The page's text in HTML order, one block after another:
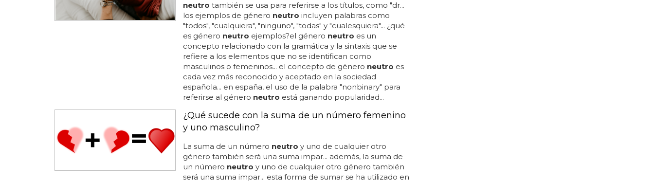
neutro también se usa para referirse a los títulos, como "dr...
los ejemplos de género neutro incluyen palabras como
"todos", "cualquiera", "ninguno", "todas" y "cualesquiera"... ¿qué
es género neutro ejemplos?el género neutro es un
concepto relacionado con la gramática y la sintaxis que se
refiere a los elementos que no se identifican como
masculinos o femeninos... el concepto de género neutro es
cada vez más reconocido y aceptado en la sociedad
española... en españa, el uso de la palabra "nonbinary" para
referirse al género neutro está ganando popularidad...
¿Qué sucede con la suma de un número femenino
y uno masculino?
La suma de un número neutro y uno de cualquier otro
género también será una suma impar... además, la suma de
un número neutro y uno de cualquier otro género también
será una suma impar... esta forma de sumar se ha utilizado en